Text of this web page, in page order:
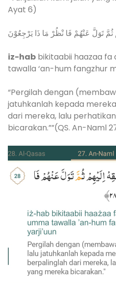
Ayat 6)
ثُمَّ تَوَلَّ عَنْهُمْ فَا نْظُرْ مَا ذَا يَرْجِعُوْنَ
iz-hab bikitaabii haazaa fa
tawalla ‘an-hum fangzhur
“Pergilah dengan
jatuhkanlah kepada
dari mereka, lalu
bicarakan.””(QS. An-Naml